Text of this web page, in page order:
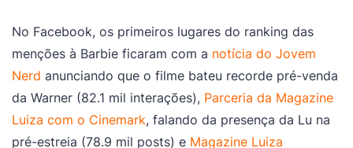
No Facebook, os primeiros lugares do ranking das
menções à Barbie ficaram com a notícia do Jovem
Nerd anunciando que o filme bateu recorde pré-venda
da Warner (82.1 mil interações), Parceria da Magazine
Luiza com o Cinemark, falando da presença da Lu na
pré-estreia (78.9 mil posts) e Magazine Luiza